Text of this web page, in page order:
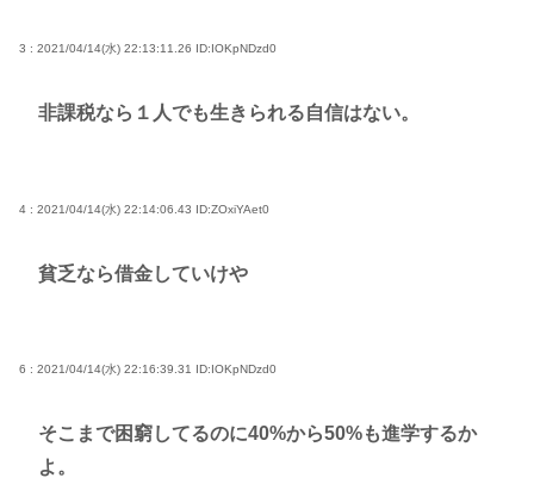
3 : 2021/04/14(水) 22:13:11.26 ID:IOKpNDzd0
非課税なら１人でも生きられる自信はない。
4 : 2021/04/14(水) 22:14:06.43 ID:ZOxiYAet0
貧乏なら借金していけや
6 : 2021/04/14(水) 22:16:39.31 ID:IOKpNDzd0
そこまで困窮してるのに40%から50%も進学するか
よ。